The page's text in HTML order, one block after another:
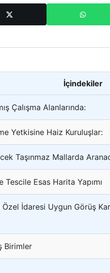
İçindekiler
Çalışma Alanlarında:
Yetkisine Haiz Kuruluşlar:
Taşınmaz Mallarda
Tescile Esas Harita Yapımı
İdaresi Uygun Görüş
Birimler